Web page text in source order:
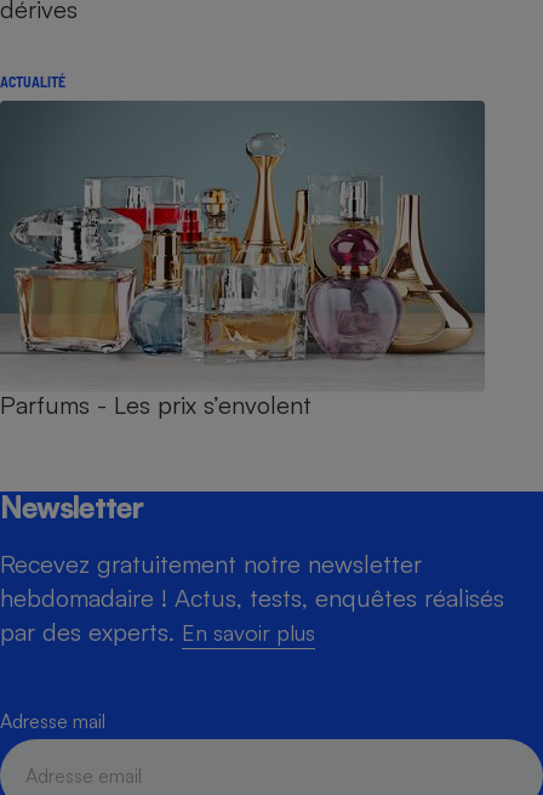
dérives
ACTUALITÉ
Parfums - Les prix s’envolent
Newsletter
Recevez gratuitement notre newsletter
hebdomadaire ! Actus, tests, enquêtes réalisés
par des experts. En savoir plus
Adresse mail